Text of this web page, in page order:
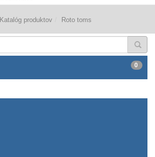
Katalóg produktov Roto toms
0